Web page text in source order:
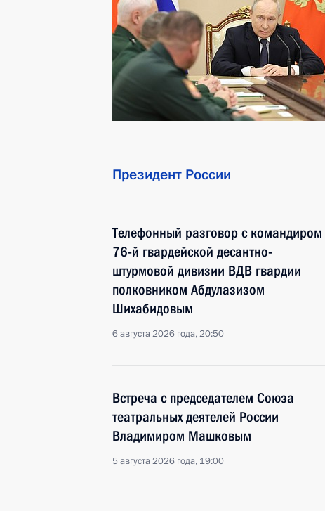
Президент России
Телефонный разговор с командиром
76-й гвардейской десантно-
штурмовой дивизии ВДВ гвардии
полковником Абдулазизом
Шихабидовым
6 августа 2026 года, 20:50
Встреча с председателем Союза
театральных деятелей России
Владимиром Машковым
5 августа 2026 года, 19:00